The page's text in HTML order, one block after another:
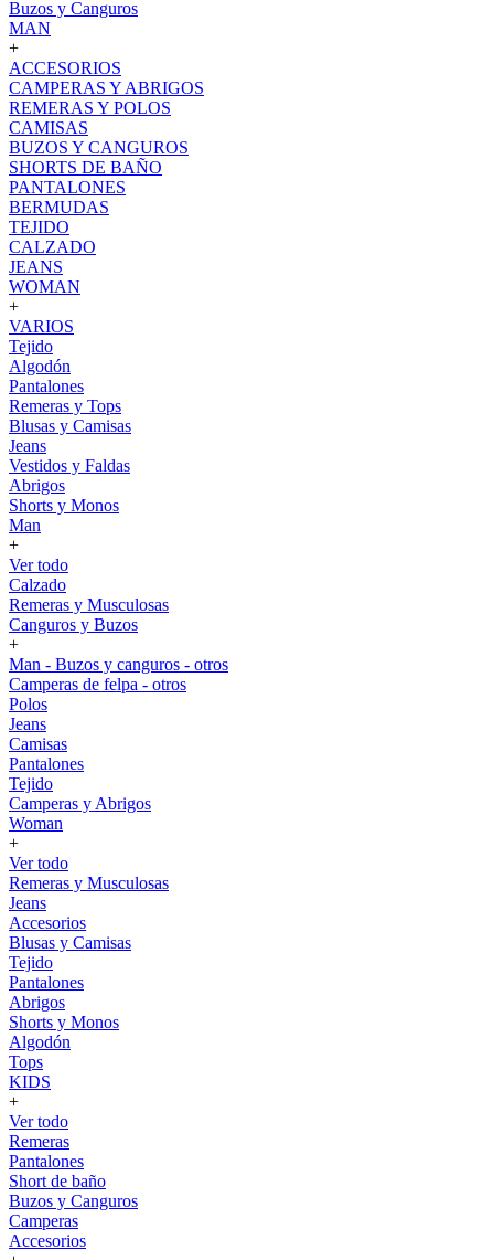
Buzos y Canguros
MAN
+
ACCESORIOS
CAMPERAS Y ABRIGOS
REMERAS Y POLOS
CAMISAS
BUZOS Y CANGUROS
SHORTS DE BAÑO
PANTALONES
BERMUDAS
TEJIDO
CALZADO
JEANS
WOMAN
+
VARIOS
Tejido
Algodón
Pantalones
Remeras y Tops
Blusas y Camisas
Jeans
Vestidos y Faldas
Abrigos
Shorts y Monos
Man
+
Ver todo
Calzado
Remeras y Musculosas
Canguros y Buzos
+
Man - Buzos y canguros - otros
Camperas de felpa - otros
Polos
Jeans
Camisas
Pantalones
Tejido
Camperas y Abrigos
Woman
+
Ver todo
Remeras y Musculosas
Jeans
Accesorios
Blusas y Camisas
Tejido
Pantalones
Abrigos
Shorts y Monos
Algodón
Tops
KIDS
+
Ver todo
Remeras
Pantalones
Short de baño
Buzos y Canguros
Camperas
Accesorios